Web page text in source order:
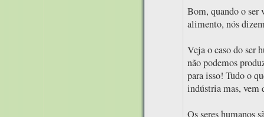
Bom, quando o ser
alimento, nós
Veja o caso do ser
não podemos
para isso! Tudo o
indústria mas, vem
Os seres humanos